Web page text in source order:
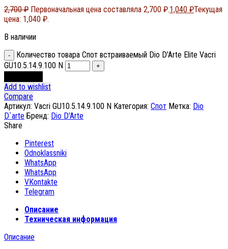
2,700₽ Первоначальная цена составляла 2,700 ₽.1,040 ₽Текущая
цена: 1,040 ₽.
В наличии
Количество товара Спот встраиваемый Dio D'Arte Elite Vacri
GU10.5.14.9.100 N
Add to wishlist
Compare
Артикул: Vacri GU10.5.14.9.100 N Категория: Спот Метка: Dio
D`arte Бренд: Dio D'Arte
Share
Pinterest
Odnoklassniki
WhatsApp
WhatsApp
VKontakte
Telegram
Описание
Техническая информация
Описание